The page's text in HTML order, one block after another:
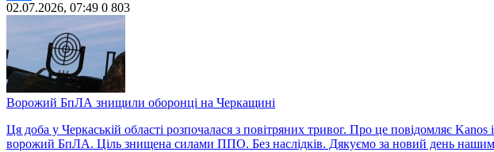
Share
02.07.2026, 07:49 0 803
Ворожий БпЛА знищили оборонці на Черкащині
Ця доба у Черкаській області розпочалася з повітряних тривог. Про це повідомляє
ворожий БпЛА. Ціль знищена силами ППО. Без наслідків. Дякуємо за новий день